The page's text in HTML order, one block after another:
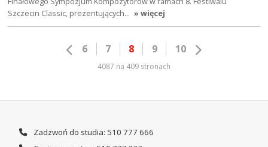
Szczecin Classic, prezentujących… » więcej
6 7 8 9 10
4087 na 409 stronach
Zadzwoń do studia: 510 777 666